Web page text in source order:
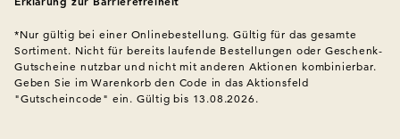
*Nur gültig bei einer Onlinebestellung. Gültig für das gesamte
Sortiment. Nicht für bereits laufende Bestellungen oder Geschenk-
Gutscheine nutzbar und nicht mit anderen Aktionen kombinierbar.
Geben Sie im Warenkorb den Code in das Aktionsfeld
"Gutscheincode" ein. Gültig bis 13.08.2026.